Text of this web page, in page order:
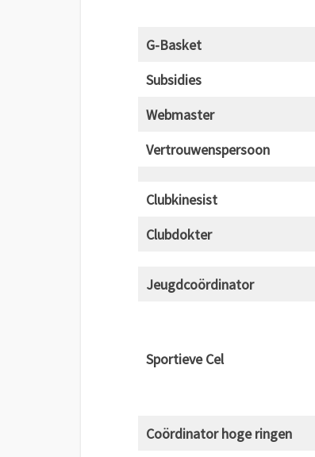
G-Basket
Subsidies
Webmaster
Vertrouwenspersoon
Clubkinesist
Clubdokter
Jeugdcoördinator
Sportieve Cel
Coördinator hoge ringen